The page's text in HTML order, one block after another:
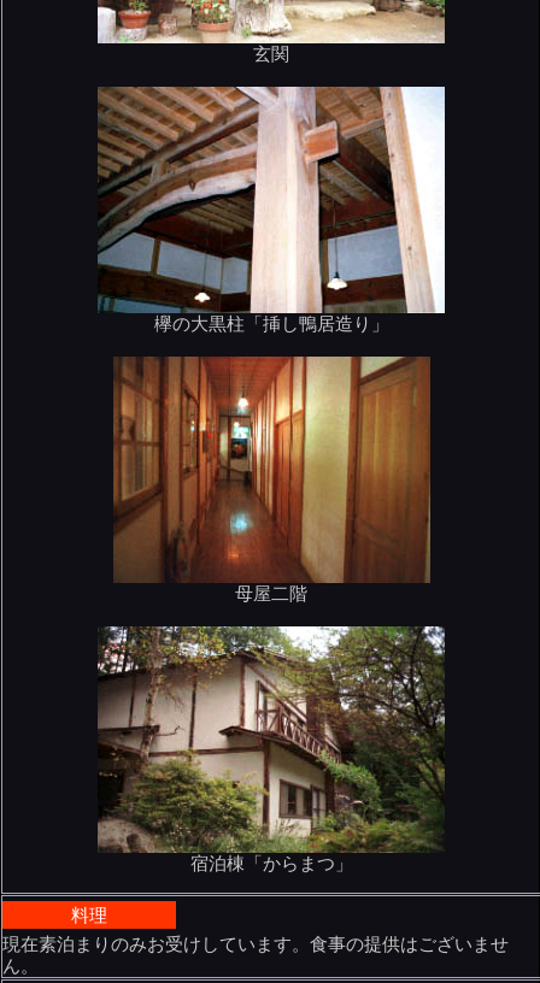
玄関
欅の大黒柱「挿し鴨居造り」
母屋二階
宿泊棟「からまつ」
料理
現在素泊まりのみお受けしています。食事の提供はございませ
ん。